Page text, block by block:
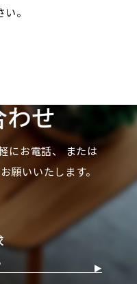
。
わせ
にお電話、
または
願いいたします。